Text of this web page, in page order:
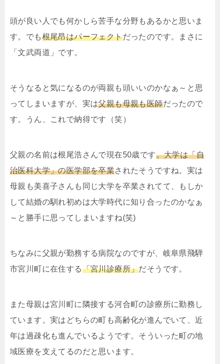
頭が良い人でも何かしら苦手な分野もあるかと思いま
す。でも根尾昂はパーフェクトだったのです。まさに
「文武両道」です。
そうなると気になるのが両親も頭いいのかなぁ～と思
ってしまいますが、実は父親も母親も医師だったので
す。うん、これで納得です（笑）
父親の名前は根尾浩さんで現在50歳です。大学は「自
治医科大学」の医学部を卒業されたそうですね。実は
母親も美喜子さんも同じ大学を卒業されてて、もしか
して結婚の馴れ初めは大学時代に知り合ったのかなぁ
～と勝手に思ってしまいますね(笑)
ちなみに父親が勤務する病院なのですが、岐阜県飛騨
市宮川町に在住する「宮川診療所」だそうです。
また母親は宮川町に隣接する河合町の診療所に勤務し
ています。実はどちらの町も高齢化が進んでいて、近
年は過疎化も進んでいるようです。そういった町の地
域医療を支えてるのだと思います。